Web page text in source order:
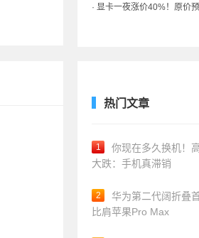
· 3499元起 华为首款RGB-
热门文章
1
你现在多久换机！
大跌：手机真滞销
2
华为第二代阔折叠
比肩苹果Pro Max